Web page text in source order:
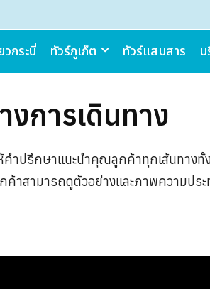
วกระบี่ ทัวร์ภูเก็ต ทัวร์แสมสาร
งการเดินทาง
คำปรึกษาแนะนำคุณลูกค้าทุกเส้นทาง
าสามารถดูตัวอย่างและภาพความประ